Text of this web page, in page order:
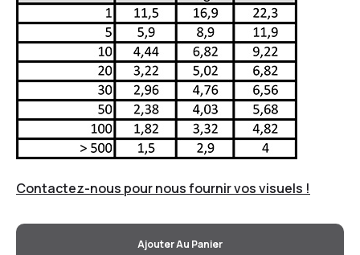
Contactez-nous pour nous fournir vos visuels !
Ajouter Au Panier